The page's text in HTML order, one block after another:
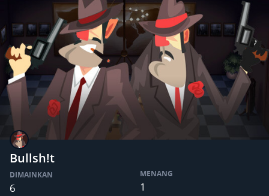
Bullsh!t
DIMAINKAN
6
MENANG
1